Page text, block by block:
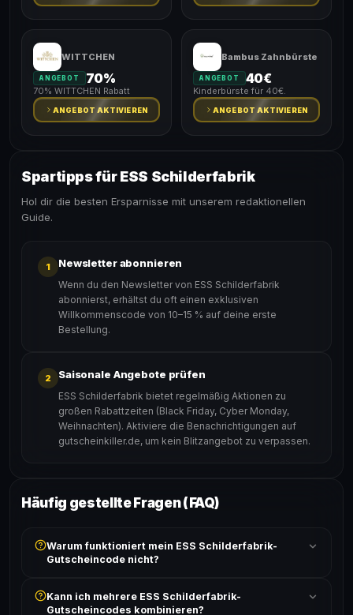
WITTCHEN
ANGEBOT 70%
70% WITTCHEN Rabatt
ANGEBOT AKTIVIEREN
Bambus Zahnbürste
ANGEBOT 40€
Kinderbürste für 40€.
ANGEBOT AKTIVIEREN
Spartipps für ESS Schilderfabrik
Hol dir die besten Ersparnisse mit unserem redaktionellen
Guide.
1 Newsletter abonnieren
Wenn du den Newsletter von ESS Schilderfabrik
abonnierst, erhältst du oft einen exklusiven
Willkommenscode von 10–15 % auf deine erste
Bestellung.
2 Saisonale Angebote prüfen
ESS Schilderfabrik bietet regelmäßig Aktionen zu
großen Rabattzeiten (Black Friday, Cyber Monday,
Weihnachten). Aktiviere die Benachrichtigungen auf
gutscheinkiller.de, um kein Blitzangebot zu verpassen.
Häufig gestellte Fragen (FAQ)
Warum funktioniert mein ESS Schilderfabrik-
Gutscheincode nicht?
ist und ob der Code nicht für bereits reduzierte Artikel
Kann ich mehrere ESS Schilderfabrik-
Gutscheincodes kombinieren?